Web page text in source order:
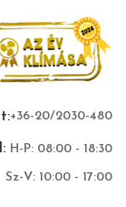
+36-20/2030-480
H-P: 08:00 - 18:30
Sz-V: 10:00 - 17:00